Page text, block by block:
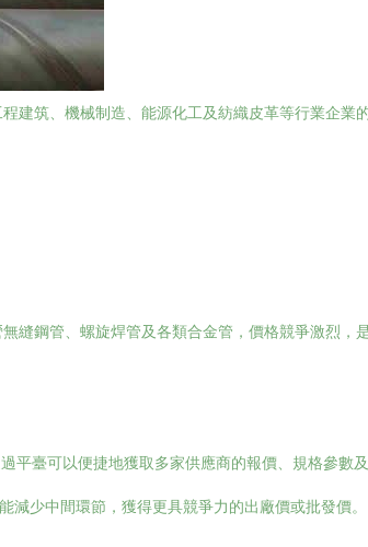
建筑、機械制造、能源化工及紡織皮革等行業企業
鋼管、螺旋焊管及各類合金管，價格競爭激烈，
臺可以便捷地獲取多家供應商的報價、規格參數
少中間環節，獲得更具競爭力的出廠價或批發價。